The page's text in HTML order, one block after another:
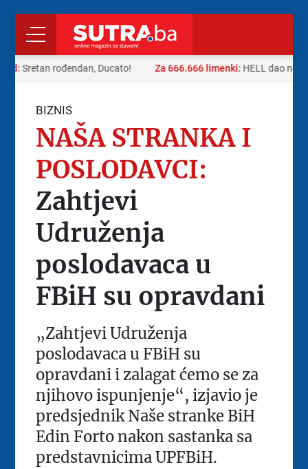
Sretan rođendan, Ducato! Za 666.666 limenki:HELL dao
BIZNIS
NAŠA STRANKA I
POSLODAVCI:
Zahtjevi
Udruženja
poslodavaca u
FBiH su opravdani
„Zahtjevi Udruženja
poslodavaca u FBiH su
opravdani i zalagat ćemo se za
njihovo ispunjenje“, izjavio je
predsjednik Naše stranke BiH
Edin Forto nakon sastanka sa
predstavnicima UPFBiH.